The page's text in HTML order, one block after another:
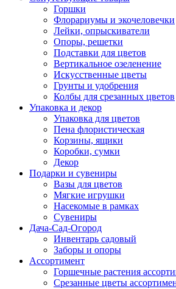
Горшки
Флорариумы и экочеловечки
Лейки, опрыскиватели
Опоры, решетки
Подставки для цветов
Вертикальное озеленение
Искусственные цветы
Грунты и удобрения
Колбы для срезанных цветов
Упаковка и декор
Упаковка для цветов
Пена флористическая
Корзины, ящики
Коробки, сумки
Декор
Подарки и сувениры
Вазы для цветов
Мягкие игрушки
Насекомые в рамках
Сувениры
Дача-Сад-Огород
Инвентарь садовый
Заборы и опоры
Ассортимент
Горшечные растения
Срезанные цветы